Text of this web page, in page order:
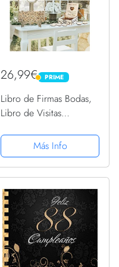
26,99€ PRIME
PRIME
Libro de Firmas Bodas,
Libro de Visitas
100 Corazones de
Madera para Regalo
Rústico Día de Boda
Baby Shower
Comunión...
Más Info